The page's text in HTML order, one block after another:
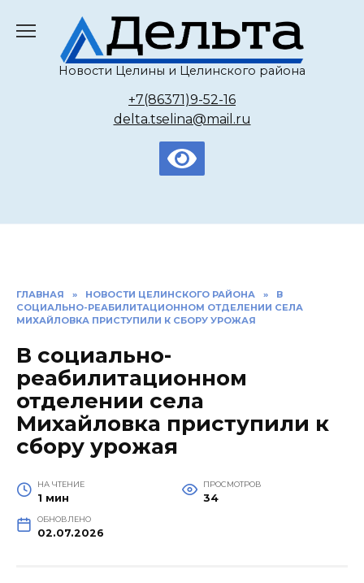
содержанию
Новости Целины и Целинского района
+7(86371)9-52-16
delta.tselina@mail.ru
ГЛАВНАЯ » НОВОСТИ ЦЕЛИНСКОГО РАЙОНА »
В
СОЦИАЛЬНО-РЕАБИЛИТАЦИОННОМ ОТДЕЛЕНИИ СЕЛА
МИХАЙЛОВКА ПРИСТУПИЛИ К СБОРУ УРОЖАЯ
В социально-
реабилитационном
отделении села
Михайловка приступили к
сбору урожая
НА ЧТЕНИЕ
1 мин
ПРОСМОТРОВ
34
ОБНОВЛЕНО
02.07.2026